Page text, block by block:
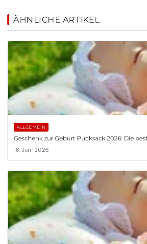
ÄHNLICHE ARTIKEL
ALLGEMEIN
Geschenk zur Geburt Pucksack 2026: Die
18. Juni 2026